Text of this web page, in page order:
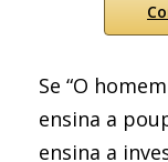
Se “O
ensina a
ensina a